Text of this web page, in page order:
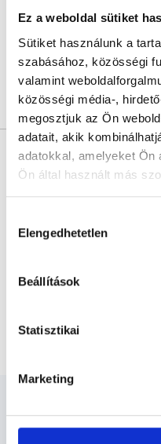
Ez a weboldal sütiket
Sütiket használunk a
szabásához, közösségi
valamint
közösségi média-,
megosztjuk az Ön
adatait, akik
adatokkal, amelyeket Ön
Ön által használt más
szabályzat:https://
kiválasztása
Elengedhetetlen
Beállítások
Statisztikai
Marketing
Sajnáljuk,
Árlista
* Szakorvos jelölt (rezidens):
orvos, aki jogszabályok
megszerzésére irányuló
önállóan nem végezhető
felelősséggel tartozik és azt
szakorvosjelölt önállóan
felelősségét kizárja esetleges
és szakorvosjelölt esetén.
Benőtt köröm lézeres